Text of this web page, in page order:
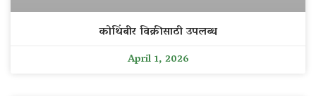
कोथिंबीर विक्रीसाठी उपलब्ध
April 1, 2026